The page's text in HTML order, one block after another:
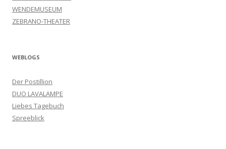
WENDEMUSEUM
ZEBRANO-THEATER
WEBLOGS
Der Postillion
DUO LAVALAMPE
Liebes Tagebuch
Spreeblick